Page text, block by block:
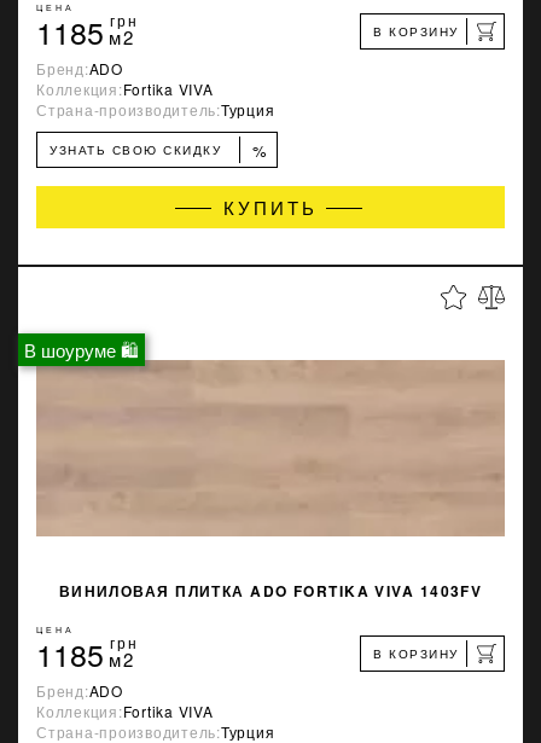
ЦЕНА
1185 грн
м2 В КОРЗИНУ
Бренд:ADO
Коллекция:Fortika VIVA
Страна-производитель:Турция
УЗНАТЬ СВОЮ СКИДКУ %
КУПИТЬ
В шоуруме 🛍
ВИНИЛОВАЯ ПЛИТКА ADO FORTIKA VIVA 1403FV
ЦЕНА
1185 грн
м2 В КОРЗИНУ
Бренд:ADO
Коллекция:Fortika VIVA
Страна-производитель:Турция